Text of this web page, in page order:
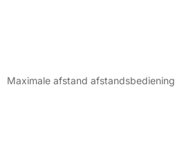
Maximale afstand afstandsbediening